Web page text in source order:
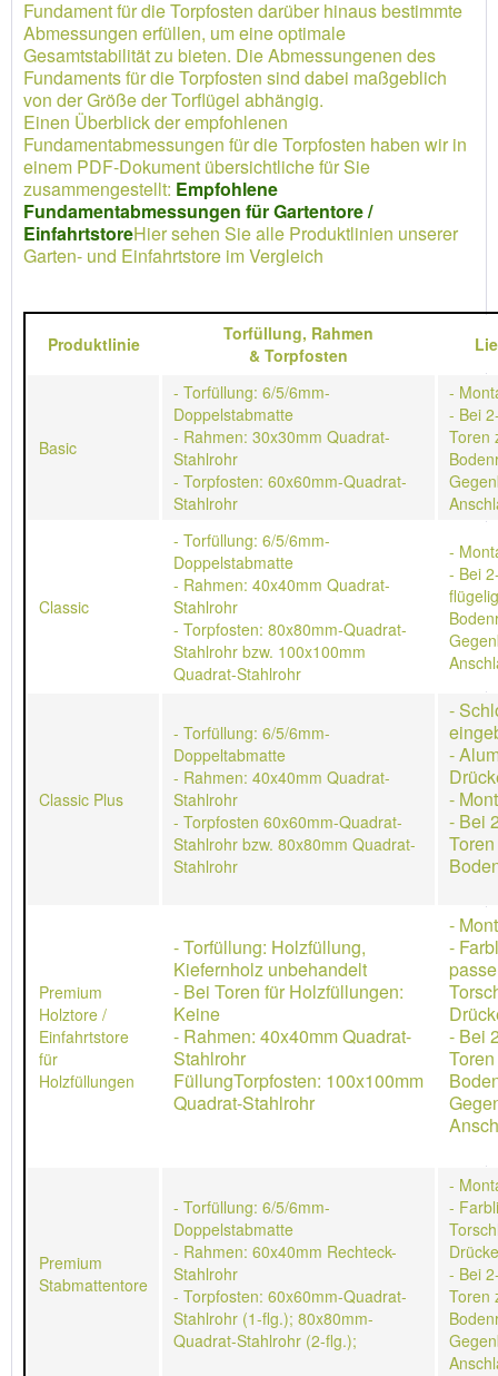
Fundament für die Torpfosten darüber hinaus bestimmte
Abmessungen erfüllen, um eine optimale
Gesamtstabilität zu bieten. Die Abmessungenen des
Fundaments für die Torpfosten sind dabei maßgeblich
von der Größe der Torflügel abhängig.
Einen Überblick der empfohlenen
Fundamentabmessungen für die Torpfosten haben wir in
einem PDF-Dokument übersichtliche für Sie
zusammengestellt: Empfohlene
Fundamentabmessungen für Gartentore /
EinfahrtstoreHier sehen Sie alle Produktlinien unserer
Garten- und Einfahrtstore im Vergleich
Produktlinie Torfüllung, Rahmen
& Torpfosten
Basic
- Torfüllung: 6/5/6mm-
Doppelstabmatte
- Rahmen: 30x30mm Quadrat-
Stahlrohr
- Torpfosten: 60x60mm-Quadrat-
Stahlrohr
-
- Bei
Toren
Classic
- Torfüllung: 6/5/6mm-
Doppelstabmatte
- Rahmen: 40x40mm Quadrat-
Stahlrohr
- Torpfosten: 80x80mm-Quadrat-
Stahlrohr bzw. 100x100mm
Quadrat-Stahlrohr
-
- Bei
Classic Plus
- Torfüllung: 6/5/6mm-
Doppeltabmatte
- Rahmen: 40x40mm Quadrat-
Stahlrohr
- Torpfosten 60x60mm-Quadrat-
Stahlrohr bzw. 80x80mm Quadrat-
Stahlrohr
-
-
-
- Bei
Premium
Holztore /
Einfahrtstore
für
Holzfüllungen
- Torfüllung: Holzfüllung,
Kiefernholz unbehandelt
- Bei Toren für Holzfüllungen:
Keine
- Rahmen: 40x40mm Quadrat-
Stahlrohr
FüllungTorpfosten: 100x100mm
Quadrat-Stahlrohr
-
-
- Bei
Premium
Stabmattentore
- Torfüllung: 6/5/6mm-
Doppelstabmatte
- Rahmen: 60x40mm Rechteck-
Stahlrohr
- Torpfosten: 60x60mm-Quadrat-
Stahlrohr (1-flg.); 80x80mm-
Quadrat-Stahlrohr (2-flg.);
-
-
- Bei
Toren